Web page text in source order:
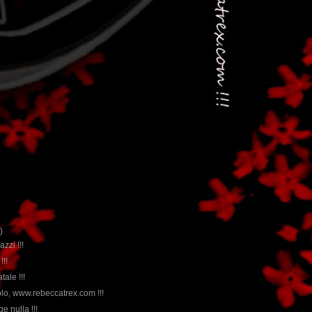
!!!
!!!
www.rebeccatrex.com !!!
nulla !!!